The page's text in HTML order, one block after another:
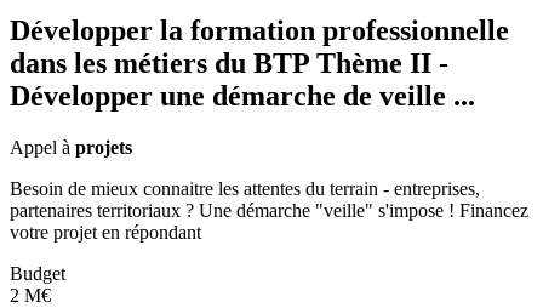
Développer la formation professionnelle
dans les métiers du BTP Thème II -
Développer une démarche de veille ...
Appel à projets
Besoin de mieux connaitre les attentes du terrain - entreprises,
partenaires territoriaux ? Une démarche "veille" s'impose ! Financez
votre projet en répondant
Budget
2 M€